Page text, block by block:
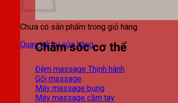
Chưa có sản phẩm trong giỏ hàng.
Quay trở lại cửa hàng
Chăm sóc cơ thể
Đệm massage
Gối massage
Máy massage bụng
Máy massage cầm tay